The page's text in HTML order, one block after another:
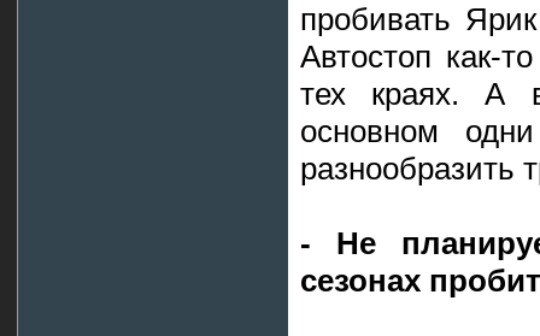
пробивать
Автостоп как-
тех краях. А
основном
разнообразить
- Не
сезонах